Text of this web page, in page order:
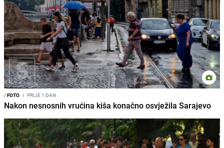
/FOTO I PRIJE 1 DAN
Nakon nesnosnih vrućina kiša konačno osvježila Sarajevo